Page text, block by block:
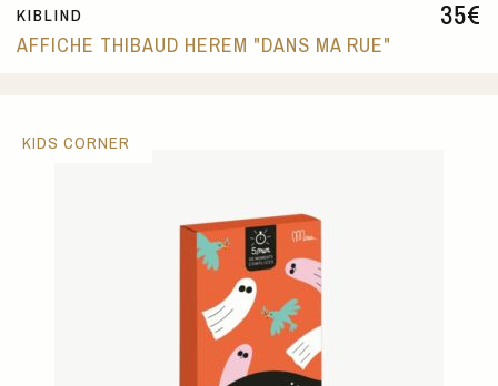
35€
KIBLIND
AFFICHE THIBAUD HEREM "DANS MA RUE"
KIDS CORNER